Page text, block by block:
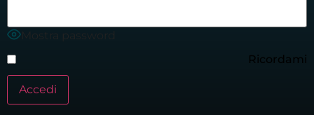
Mostra password
Ricordami